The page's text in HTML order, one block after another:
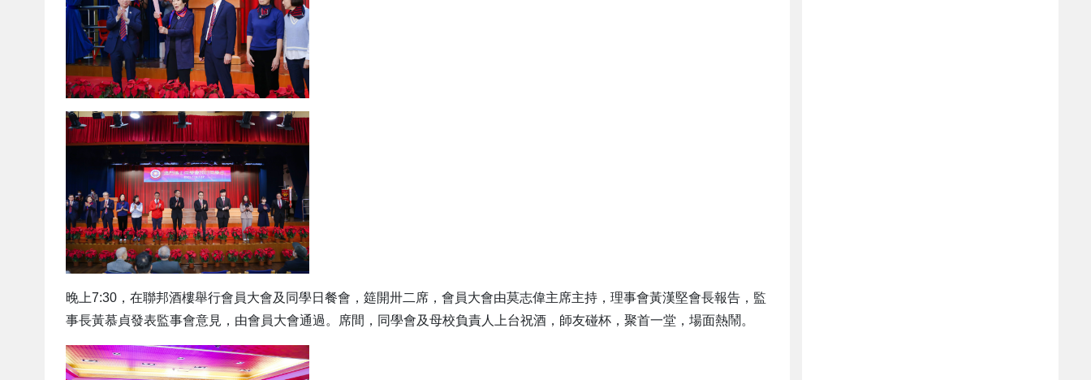
晚上7:30，在聯邦酒樓舉行會員大會及同學日餐會，筵開卅二席，會員大會由莫志偉主席主持，理事會黃漢堅會長報告，監
事長黃慕貞發表監事會意見，由會員大會通過。席間，同學會及母校負責人上台祝酒，師友碰杯，聚首一堂，場面熱鬧。